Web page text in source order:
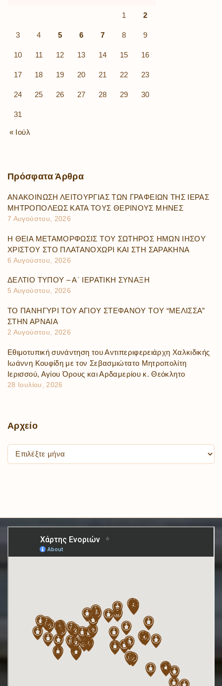
1 2
3 4 5 6 7 8 9
10 11 12 13 14 15 16
17 18 19 20 21 22 23
24 25 26 27 28 29 30
31
« Ιούλ
Πρόσφατα Άρθρα
ΑΝΑΚΟΙΝΩΣΗ ΛΕΙΤΟΥΡΓΙΑΣ ΤΩΝ ΓΡΑΦΕΙΩΝ ΤΗΣ ΙΕΡΑΣ
ΜΗΤΡΟΠΟΛΕΩΣ ΚΑΤΑ ΤΟΥΣ ΘΕΡΙΝΟΥΣ ΜΗΝΕΣ
7 Αυγούστου, 2026
Η ΘΕΙΑ ΜΕΤΑΜΟΡΦΩΣΙΣ ΤΟΥ ΣΩΤΗΡΟΣ ΗΜΩΝ ΙΗΣΟΥ
ΧΡΙΣΤΟΥ ΣΤΟ ΠΛΑΤΑΝΟΧΩΡΙ ΚΑΙ ΣΤΗ ΣΑΡΑΚΗΝΑ
6 Αυγούστου, 2026
ΔΕΛΤΙΟ ΤΥΠΟΥ – Α΄ ΙΕΡΑΤΙΚΗ ΣΥΝΑΞΗ
5 Αυγούστου, 2026
ΤΟ ΠΑΝΗΓΥΡΙ ΤΟΥ ΑΓΙΟΥ ΣΤΕΦΑΝΟΥ ΤΟΥ “ΜΕΛΙΣΣΑ”
ΣΤΗΝ ΑΡΝΑΙΑ
2 Αυγούστου, 2026
Εθιμοτυπική συνάντηση του Αντιπεριφερειάρχη Χαλκιδικής
Ιωάννη Κουφίδη με τον Σεβασμιώτατο Μητροπολίτη
Ιερισσού, Αγίου Όρους και Αρδαμερίου κ. Θεόκλητο
28 Ιουλίου, 2026
Αρχείο